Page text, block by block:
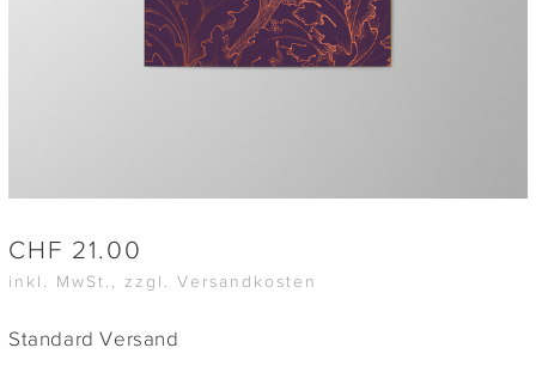
CHF 21.00
inkl. MwSt., zzgl. Versandkosten
Standard Versand